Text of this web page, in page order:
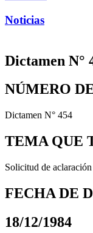
Noticias
Dictamen N°
NÚMERO
Dictamen N° 454
TEMA QUE
Solicitud de
FECHA DE
18/12/1984